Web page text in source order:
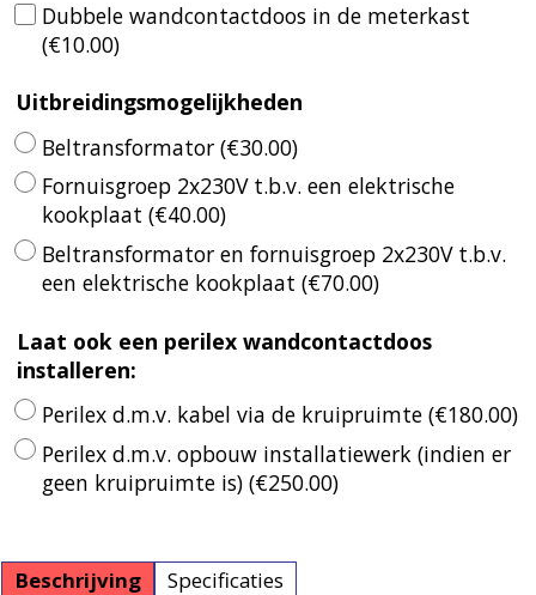
Dubbele wandcontactdoos in de meterkast
(€10.00)
Uitbreidingsmogelijkheden
Beltransformator (€30.00)
Fornuisgroep 2x230V t.b.v. een elektrische
kookplaat (€40.00)
Beltransformator en fornuisgroep 2x230V t.b.v.
een elektrische kookplaat (€70.00)
Laat ook een perilex wandcontactdoos
installeren:
Perilex d.m.v. kabel via de kruipruimte (€180.00)
Perilex d.m.v. opbouw installatiewerk (indien er
geen kruipruimte is) (€250.00)
Beschrijving Specificaties